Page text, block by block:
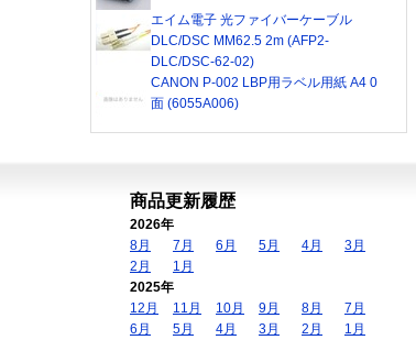
エイム電子 光ファイバーケーブル
DLC/DSC MM62.5 2m (AFP2-
DLC/DSC-62-02)
CANON P-002 LBP用ラベル用紙 A4 0
面 (6055A006)
商品更新履歴
2026年
8月
7月 6月 5月 4月
3月
2月
1月
2025年
12月
11月 10月 9月 8月
7月
6月
5月 4月 3月 2月
1月